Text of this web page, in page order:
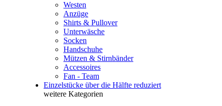
Westen
Anzüge
Shirts & Pullover
Unterwäsche
Socken
Handschuhe
Mützen & Stirnbänder
Accessoires
Fan - Team
Einzelstücke über die Hälfte reduziert
weitere Kategorien